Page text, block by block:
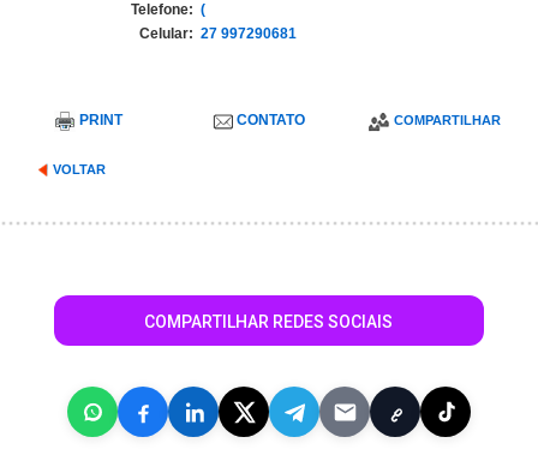
Telefone: (
Celular: 27 997290681
PRINT CONTATO COMPARTILHAR
VOLTAR
COMPARTILHAR REDES SOCIAIS